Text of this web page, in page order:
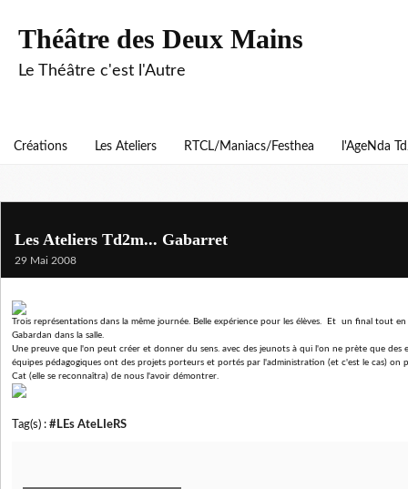
Théâtre des Deux Mains
Le Théâtre c'est l'Autre
Créations Les Ateliers RTCL/Maniacs/Festhea l'AgeNda
Les Ateliers Td2m... Gabarret
29 Mai 2008
Trois représentations dans la même journée. Belle expérience pour les élèves. Et un final tout
Gabardan dans la salle.
Une preuve que l'on peut créer et donner du sens. avec des jeunots à qui l'on ne prète que des
équipes pédagogiques ont des projets porteurs et portés par l'administration (et c'est le cas) on
Cat (elle se reconnaîtra) de nous l'avoir démontrer.
Tag(s) : #LEs AteLIeRS